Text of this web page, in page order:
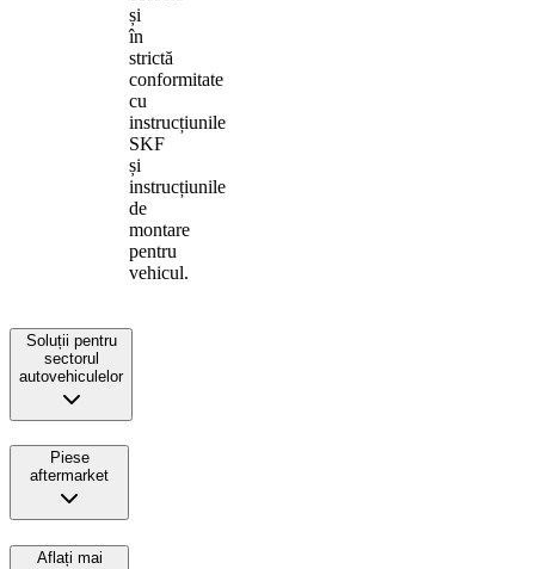
și
în
strictă
conformitate
cu
instrucțiunile
SKF
și
instrucțiunile
de
montare
pentru
vehicul.
Soluții pentru
sectorul
autovehiculelor
Piese
aftermarket
Aflați mai